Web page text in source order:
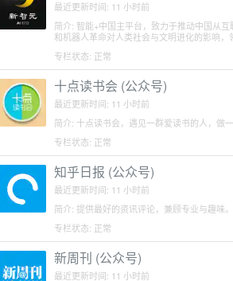
最近更新时间: 11 小时前
简介: 智能+中国主平台，致力于推动中国从
和机器人革命对人类社会与文明进化的影响，
专栏状态: 正常
十点读书会 (公众号)
最近更新时间: 11 小时前
简介: 十点读书会，遇见一群爱读书的人，做一
专栏状态: 正常
知乎日报 (公众号)
最近更新时间: 11 小时前
简介: 提供最好的资讯评论，兼顾专业与趣味。
专栏状态: 正常
新周刊 (公众号)
最近更新时间: 11 小时前